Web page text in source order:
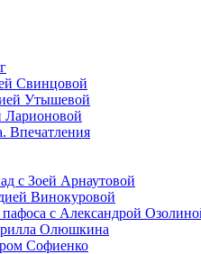
Свинцовой
Утышевой
Впечатления
с Зоей Арнаутовой
Винокуровой
с Александрой
Олюшкина
Софиенко